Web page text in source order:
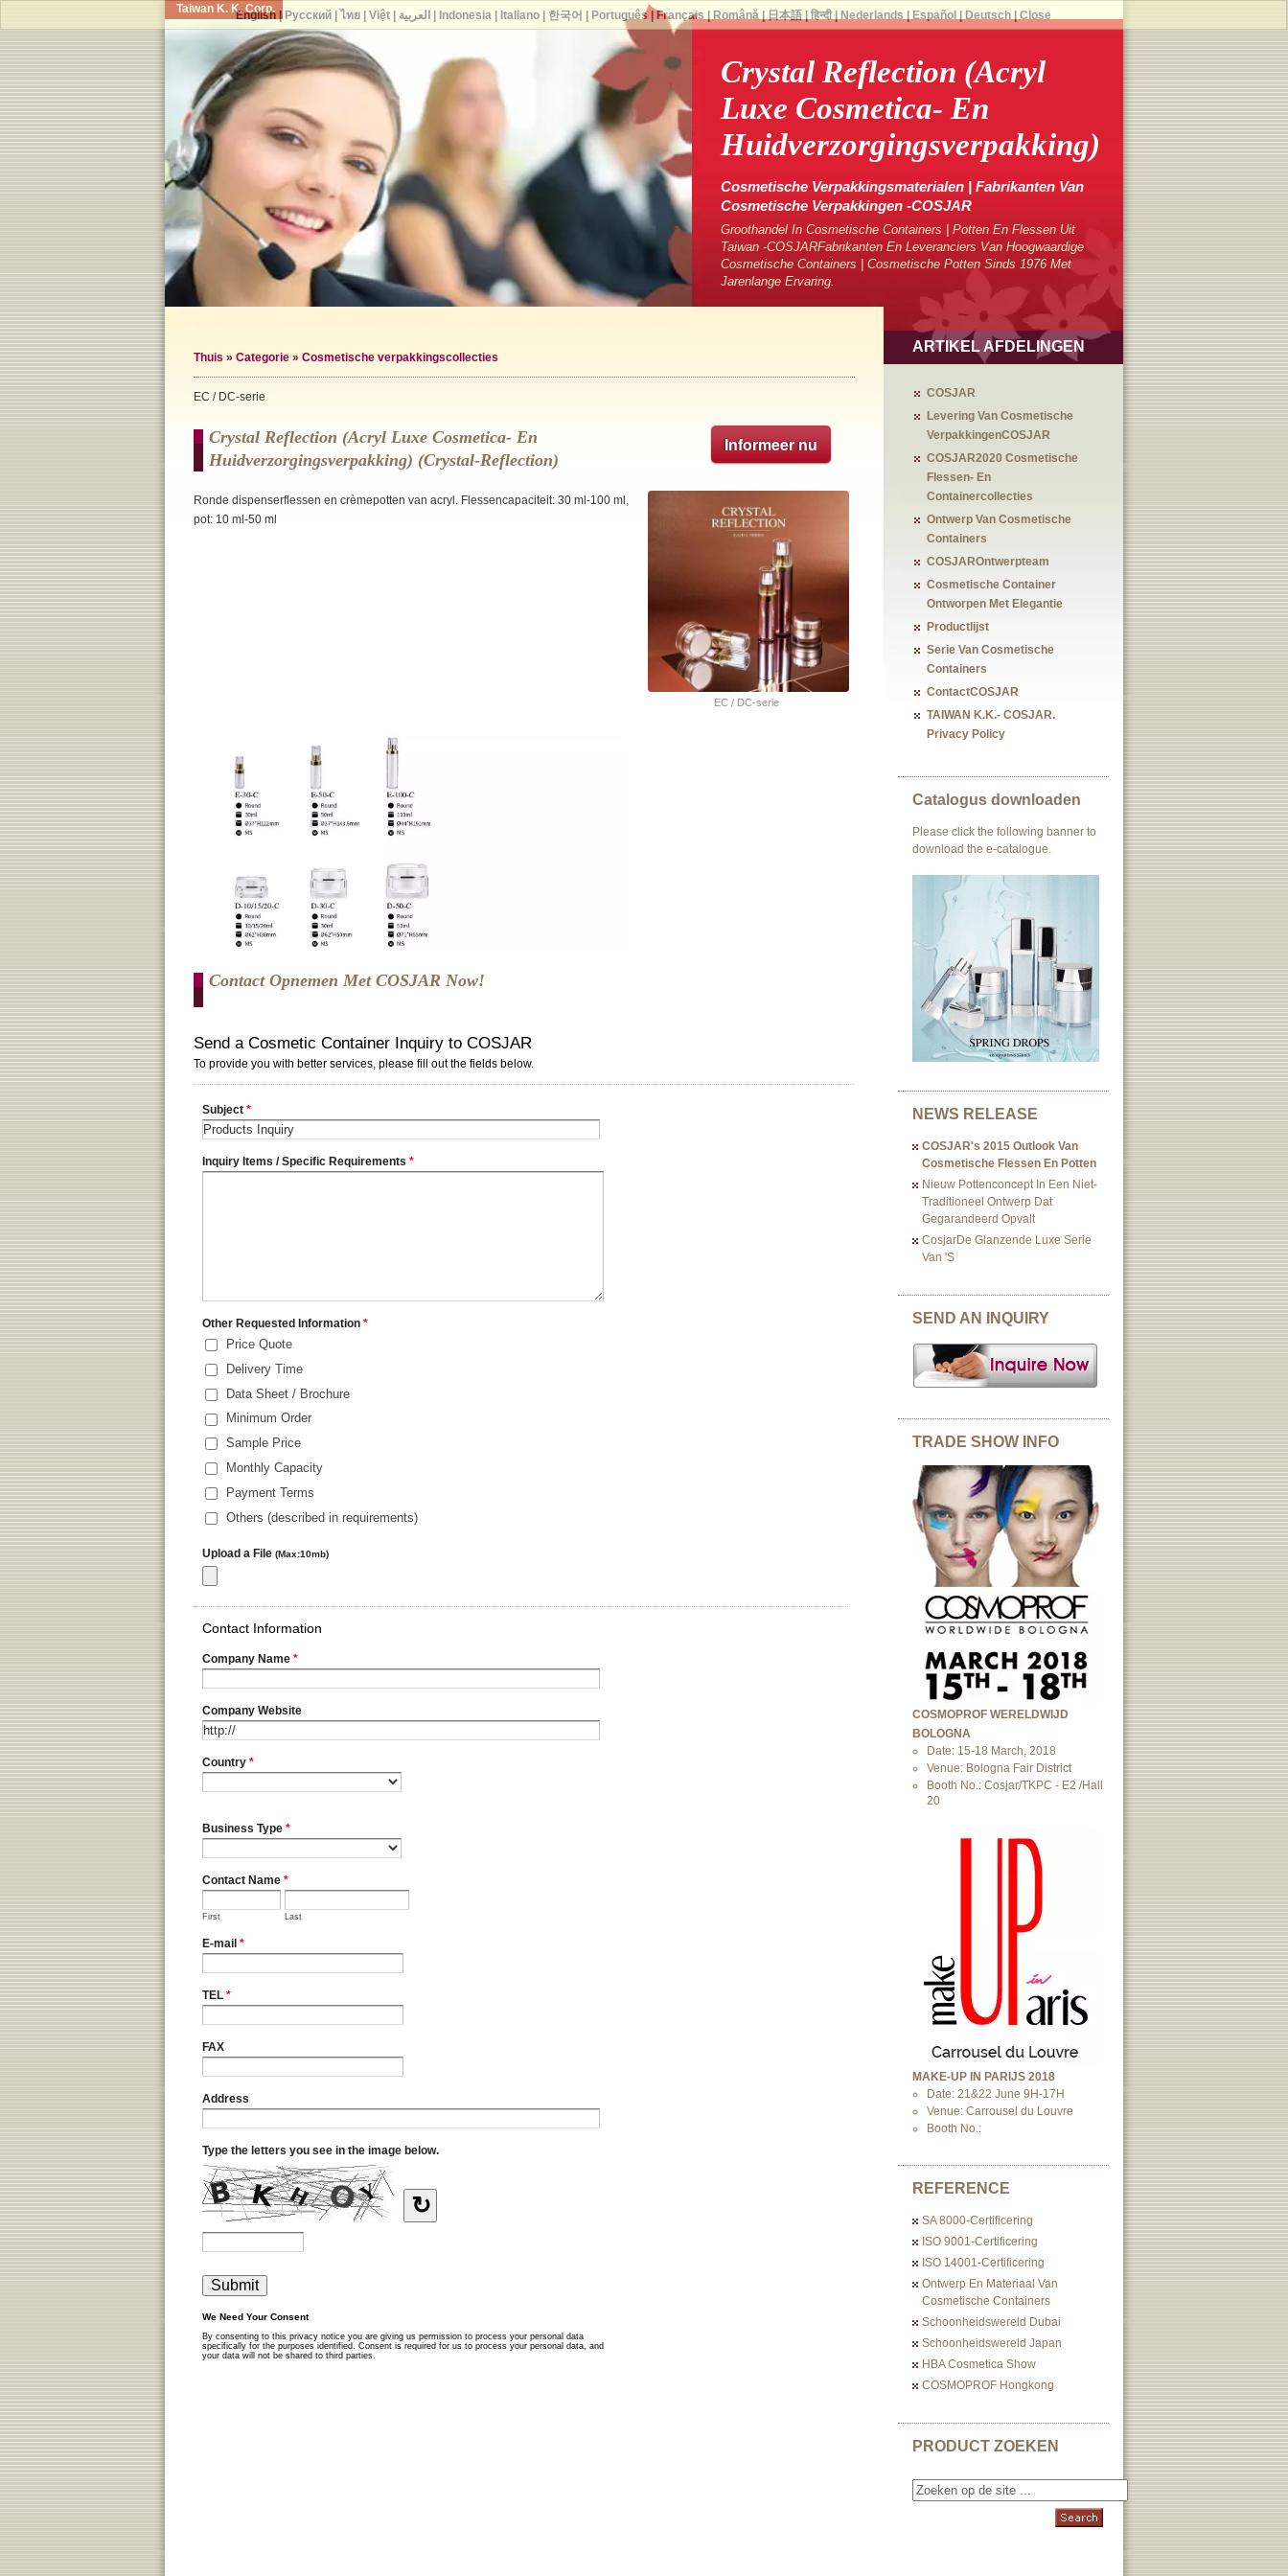
Taiwan K. K. Corp.
Crystal Reflection (Acryl
Luxe Cosmetica- En
Huidverzorgingsverpakking)
Cosmetische Verpakkingsmaterialen | Fabrikanten Van
Cosmetische Verpakkingen -COSJAR
Groothandel In Cosmetische Containers | Potten En Flessen Uit
Taiwan -COSJARFabrikanten En Leveranciers Van Hoogwaardige
Cosmetische Containers | Cosmetische Potten Sinds 1976 Met
Jarenlange Ervaring.
Thuis » Categorie » Cosmetische verpakkingscollecties
EC / DC-serie
Informeer nu
Crystal Reflection (Acryl Luxe Cosmetica- En
Huidverzorgingsverpakking) (crystal-Reflection)
EC / DC-serie
Ronde dispenserflessen en crèmepotten van acryl. Flessencapaciteit: 30 ml-100 ml,
pot: 10 ml-50 ml
Contact Opnemen Met COSJAR Now!
ARTIKEL AFDELINGEN
COSJAR
Levering Van Cosmetische
VerpakkingenCOSJAR
COSJAR2020 Cosmetische
Flessen- En
Containercollecties
Ontwerp Van Cosmetische
Containers
COSJAROntwerpteam
Cosmetische Container
Ontworpen Met Elegantie
Productlijst
Serie Van Cosmetische
Containers
ContactCOSJAR
TAIWAN K.K.- COSJAR.
Privacy Policy
Catalogus downloaden
Please click the following banner to
download the e-catalogue.
NEWS RELEASE
COSJAR's 2015 Outlook Van
Cosmetische Flessen En Potten
Nieuw Pottenconcept In Een Niet-
Traditioneel Ontwerp Dat
Gegarandeerd Opvalt
CosjarDe Glanzende Luxe Serie
Van 's
SEND AN INQUIRY
TRADE SHOW INFO
COSMOPROF WERELDWIJD
BOLOGNA
Date: 15-18 March, 2018
Venue: Bologna Fair District
Booth No.: Cosjar/TKPC - E2 /Hall
20
MAKE-UP IN PARIJS 2018
Date: 21&22 June 9H-17H
Venue: Carrousel du Louvre
Booth No.:
REFERENCE
SA 8000-Certificering
ISO 9001-Certificering
ISO 14001-Certificering
Ontwerp En Materiaal Van
Cosmetische Containers
Schoonheidswereld Dubai
Schoonheidswereld Japan
HBA Cosmetica Show
COSMOPROF Hongkong
PRODUCT ZOEKEN
English| Русский| ไทย| Việt| العربية Indonesia| Italiano| 한국어 Português Français Română| 日本語| हिन्दी| Nederlands Español Deutsch| Close